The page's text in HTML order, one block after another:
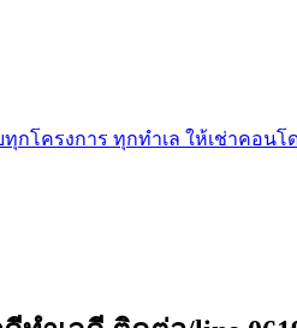
โครงการ ทุกทำเล ให้เช่าคอน